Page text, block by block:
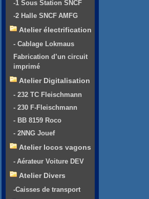
-1 Sous Station SNCF
-2 Halle SNCF AMFG
Atelier électrification
- Cablage Lokmaus
Fabrication d’un circuit
imprimé
Atelier Digitalisation
- 232 TC Fleischmann
- 230 F-Fleischmann
- BB 8159 Roco
- 2NNG Jouef
Atelier locos vagons
- Aérateur Voiture DEV
Atelier Divers
-Caisses de transport